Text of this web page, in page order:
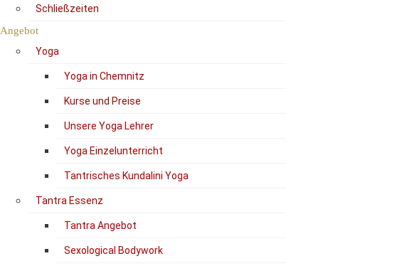
Schließzeiten
Angebot
Yoga
Yoga in Chemnitz
Kurse und Preise
Unsere Yoga Lehrer
Yoga Einzelunterricht
Tantrisches Kundalini Yoga
Tantra Essenz
Tantra Angebot
Sexological Bodywork